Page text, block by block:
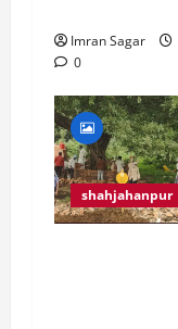
Imran Sagar
0
shahjahanpur